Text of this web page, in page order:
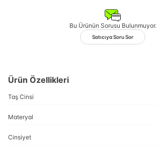
Bu Ürünün Sorusu Bulunmuyor.
Satıcıya Soru Sor
Ürün Özellikleri
Taş Cinsi
Materyal
Cinsiyet